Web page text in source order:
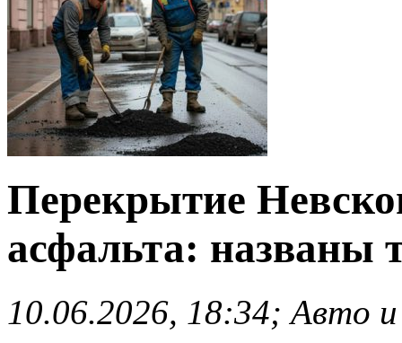
Перекрытие
асфальта: названы
10.06.2026, 18:34; Авто и